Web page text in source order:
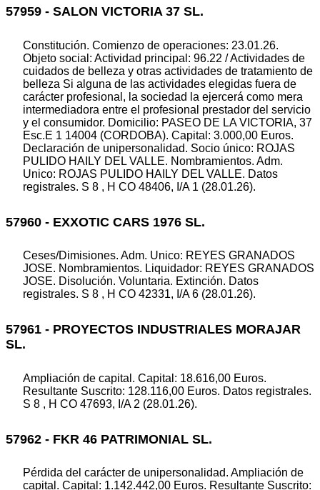
57959 - SALON VICTORIA 37 SL.
Constitución. Comienzo de operaciones: 23.01.26.
Objeto social: Actividad principal: 96.22 / Actividades de
cuidados de belleza y otras actividades de tratamiento de
belleza Si alguna de las actividades elegidas fuera de
carácter profesional, la sociedad la ejercerá como mera
intermediadora entre el profesional prestador del servicio
y el consumidor. Domicilio: PASEO DE LA VICTORIA, 37
Esc.E 1 14004 (CORDOBA). Capital: 3.000,00 Euros.
Declaración de unipersonalidad. Socio único: ROJAS
PULIDO HAILY DEL VALLE. Nombramientos. Adm.
Unico: ROJAS PULIDO HAILY DEL VALLE. Datos
registrales. S 8 , H CO 48406, I/A 1 (28.01.26).
57960 - EXXOTIC CARS 1976 SL.
Ceses/Dimisiones. Adm. Unico: REYES GRANADOS
JOSE. Nombramientos. Liquidador: REYES GRANADOS
JOSE. Disolución. Voluntaria. Extinción. Datos
registrales. S 8 , H CO 42331, I/A 6 (28.01.26).
57961 - PROYECTOS INDUSTRIALES MORAJAR
SL.
Ampliación de capital. Capital: 18.616,00 Euros.
Resultante Suscrito: 128.116,00 Euros. Datos registrales.
S 8 , H CO 47693, I/A 2 (28.01.26).
57962 - FKR 46 PATRIMONIAL SL.
Pérdida del carácter de unipersonalidad. Ampliación de
capital. Capital: 1.142.442,00 Euros. Resultante Suscrito: